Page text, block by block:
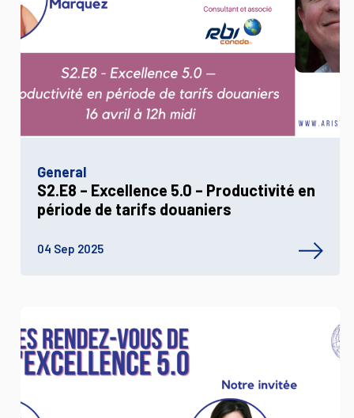
General
S2.E8 – Excellence 5.0 – Productivité en
période de tarifs douaniers
04 Sep 2025